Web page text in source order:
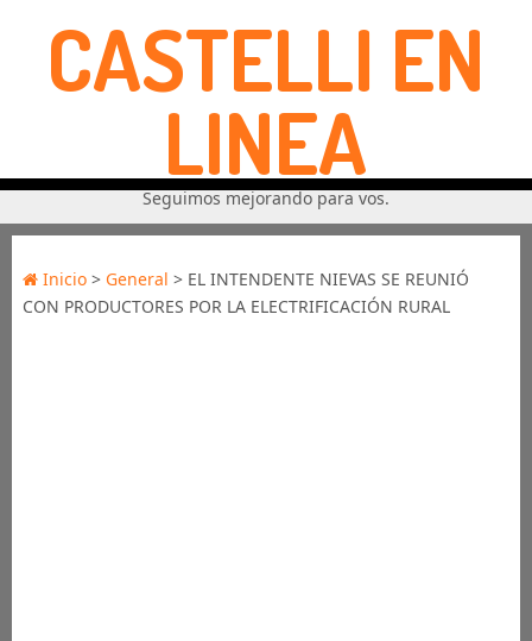
CASTELLI EN
LINEA
Seguimos mejorando para vos.
Inicio> General > EL INTENDENTE NIEVAS SE REUNIÓ
CON PRODUCTORES POR LA ELECTRIFICACIÓN RURAL